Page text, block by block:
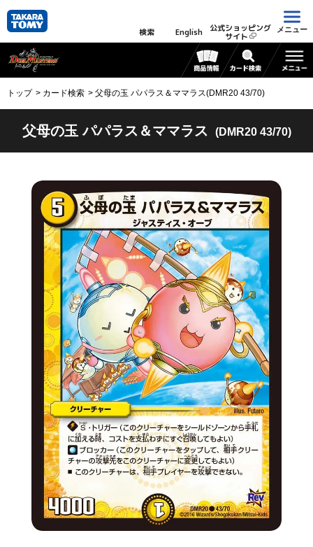
検索 English 公式ショッピング
サイト
メニュー
トップ カード検索 父母の玉 パパラス＆ママラス(DMR20 43/70)
父母の玉 パパラス＆ママラス (DMR20 43/70)